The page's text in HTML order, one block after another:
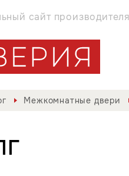
сайт
Межкомнатные двери